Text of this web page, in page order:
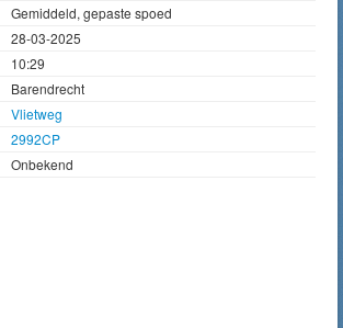
Gemiddeld, gepaste spoed
28-03-2025
10:29
Barendrecht
Vlietweg
2992CP
Onbekend